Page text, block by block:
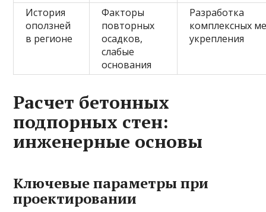
История
оползней
в регионе
Факторы
повторных
осадков,
слабые
основания
Разработка
комплексных
укрепления
Расчет бетонных
подпорных стен:
инженерные основы
Ключевые параметры при
проектировании